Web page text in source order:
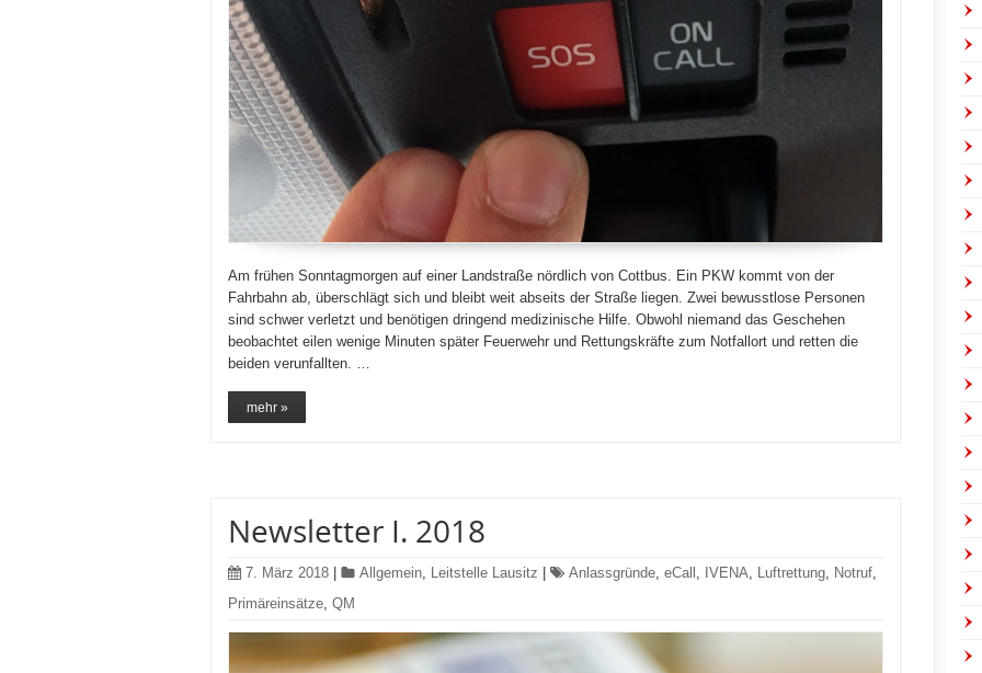
Am frühen Sonntagmorgen auf einer Landstraße nördlich von Cottbus. Ein PKW kommt von der
Fahrbahn ab, überschlägt sich und bleibt weit abseits der Straße liegen. Zwei bewusstlose Personen
sind schwer verletzt und benötigen dringend medizinische Hilfe. Obwohl niemand das Geschehen
beobachtet eilen wenige Minuten später Feuerwehr und Rettungskräfte zum Notfallort und retten die
beiden verunfallten. …
mehr »
Newsletter I. 2018
7. März 2018 Allgemein Leitstelle Lausitz Anlassgründe eCall IVENA Luftrettung Notruf
Primäreinsätze QM